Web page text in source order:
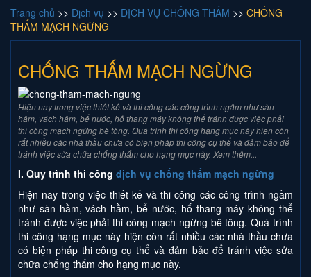
Trang chủ >> Dịch vụ >> DỊCH VỤ CHỐNG THẤM >> CHỐNG
THẤM MẠCH NGỪNG
CHỐNG THẤM MẠCH NGỪNG
Hiện nay trong việc thiết kế và thi công các công trình ngầm như sàn
hầm, vách hầm, bể nước, hố thang máy không thể tránh được việc phải
thi công mạch ngừng bê tông. Quá trình thi công hạng mục này hiện còn
rất nhiều các nhà thầu chưa có biện pháp thi công cụ thể và đảm bảo để
tránh việc sửa chữa chống thấm cho hạng mục này. Xem thêm...
I. Quy trình thi công dịch vụ chống thấm mạch ngừng
Hiện nay trong việc thiết kế và thi công các công trình ngầm
như sàn hầm, vách hầm, bể nước, hố thang máy không thể
tránh được việc phải thi công mạch ngừng bê tông. Quá trình
thi công hạng mục này hiện còn rất nhiều các nhà thầu chưa
có biện pháp thi công cụ thể và đảm bảo để tránh việc sửa
chữa chống thấm cho hạng mục này.